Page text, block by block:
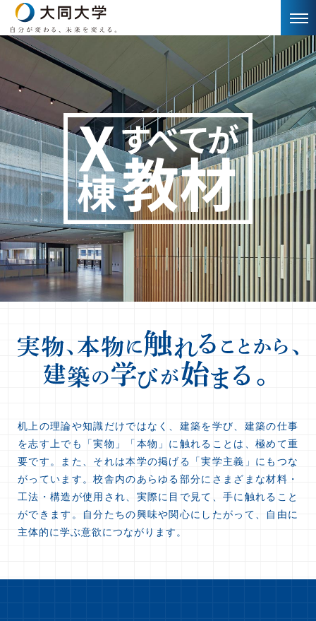
机上の理論や知識だけではなく、建築を学び、建築の仕事
を志す上でも「実物」「本物」に触れることは、極めて重
要です。また、それは本学の掲げる「実学主義」にもつな
がっています。校舎内のあらゆる部分にさまざまな材料・
工法・構造が使用され、実際に目で見て、手に触れること
ができます。自分たちの興味や関心にしたがって、自由に
主体的に学ぶ意欲につながります。